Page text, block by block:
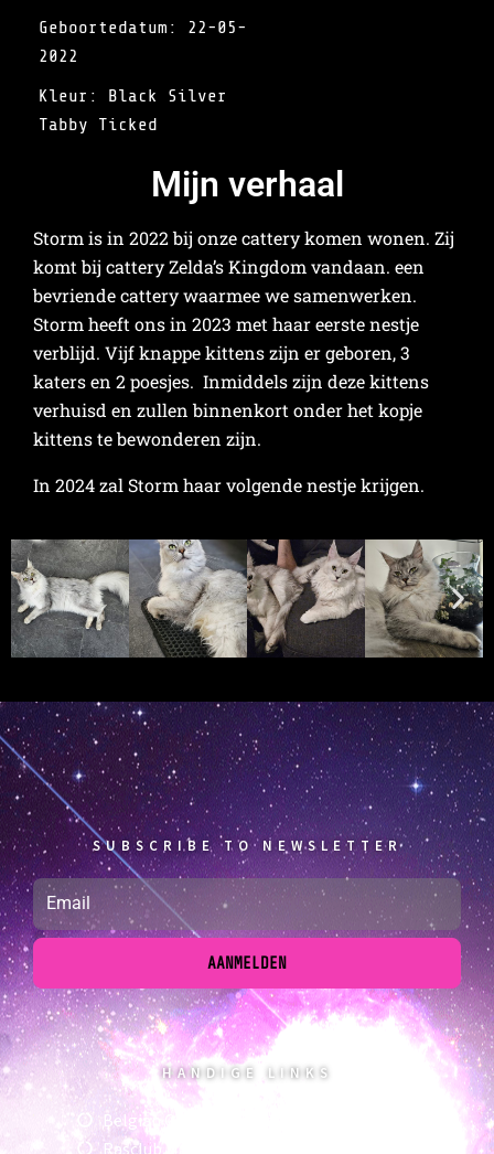
Geboortedatum: 22-05-
2022
Kleur: Black Silver
Tabby Ticked
Mijn verhaal
Storm is in 2022 bij onze cattery komen wonen. Zij
komt bij cattery Zelda’s Kingdom vandaan. een
bevriende cattery waarmee we samenwerken.
Storm heeft ons in 2023 met haar eerste nestje
verblijd. Vijf knappe kittens zijn er geboren, 3
katers en 2 poesjes. Inmiddels zijn deze kittens
verhuisd en zullen binnenkort onder het kopje
kittens te bewonderen zijn.
In 2024 zal Storm haar volgende nestje krijgen.
SUBSCRIBE TO NEWSLETTER
AANMELDEN
HANDIGE LINKS
Belgian Cat Fanciers vzw
Rasclub Mainecoon